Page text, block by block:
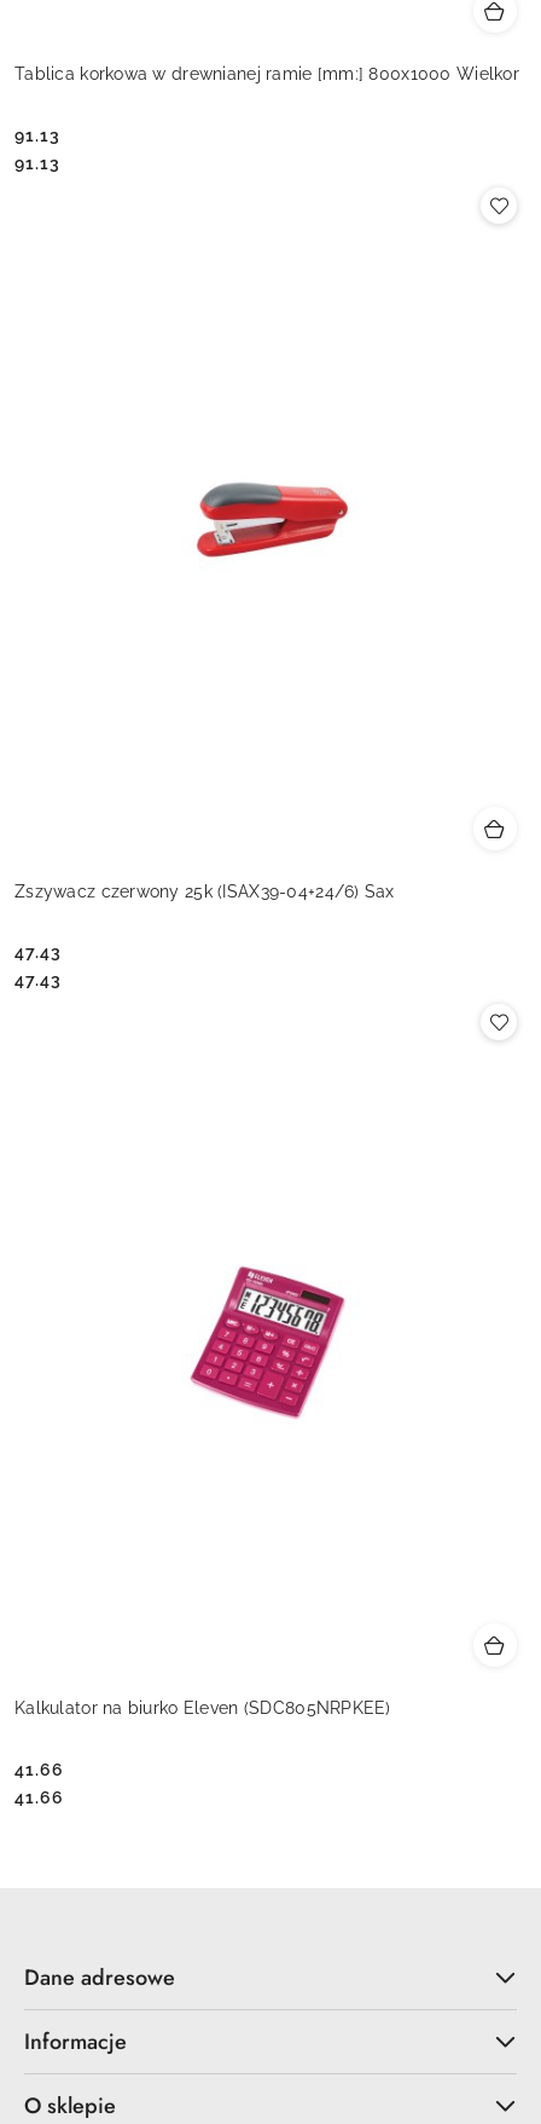
Tablica korkowa w drewnianej ramie [mm:] 800x1000 Wielkor
Cena:
91.13
Cena:
91.13
Zszywacz czerwony 25k (ISAX39-04+24/6) Sax
Cena:
47.43
Cena:
47.43
Kalkulator na biurko Eleven (SDC805NRPKEE)
Cena:
41.66
Cena:
41.66
Dane adresowe
Informacje
O sklepie